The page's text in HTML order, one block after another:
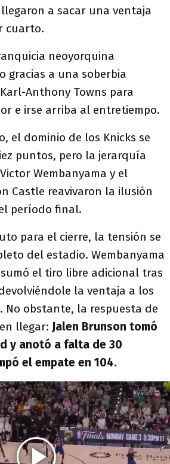
llegaron a sacar una ventaja
cuarto.
neoyorquina
gracias a una soberbia
Anthony Towns para
e irse arriba al entretiempo.
el dominio de los Knicks se
puntos, pero la jerarquía
Wembanyama y el
Castle reavivaron la ilusión
período final.
para el cierre, la tensión se
del estadio. Wembanyama
el tiro libre adicional tras
la ventaja a los
No obstante, la respuesta de
llegar: Jalen Brunson tomó
y anotó a falta de 30
el empate en 104.